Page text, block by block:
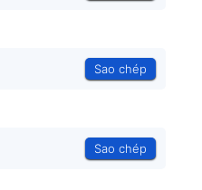
Sao chép
Sao chép